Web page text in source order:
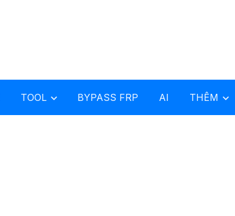
TOOL BYPASS FRP AI THÊM